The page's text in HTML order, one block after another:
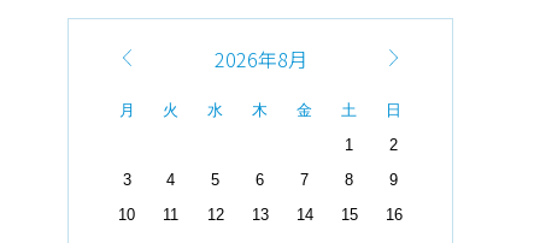
2026年8月
月 火 水 木 金 土
日
1
2
3
4 5 6 7 8
9
10
11 12 13 14 15
16